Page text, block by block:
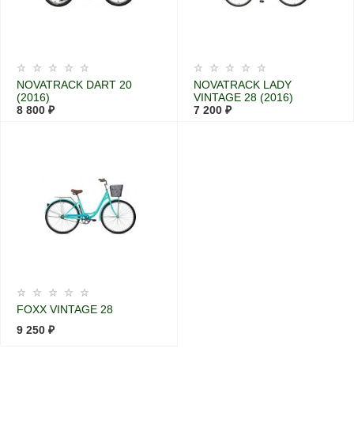
NOVATRACK DART 20
(2016)
8 800 ₽
NOVATRACK LADY
VINTAGE 28 (2016)
7 200 ₽
FOXX VINTAGE 28
9 250 ₽